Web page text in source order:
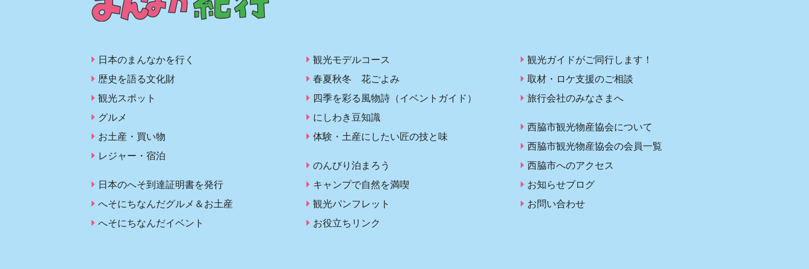
日本のまんなかを行く
歴史を語る文化財
観光スポット
グルメ
お土産・買い物
レジャー・宿泊
日本のへそ到達証明書を発行
へそにちなんだグルメ＆お土産
へそにちなんだイベント
観光モデルコース
春夏秋冬 花ごよみ
四季を彩る風物詩（イベントガイド）
にしわき豆知識
体験・土産にしたい匠の技と味
のんびり泊まろう
キャンプで自然を満喫
観光パンフレット
お役立ちリンク
観光ガイドがご同行します！
取材・ロケ支援のご相談
旅行会社のみなさまへ
西脇市観光物産協会について
西脇市観光物産協会の会員一覧
西脇市へのアクセス
お知らせブログ
お問い合わせ